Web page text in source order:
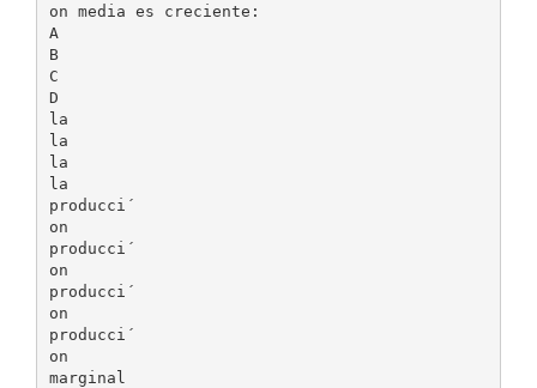
on media es creciente:
A
B
C
D
la
la
la
la
producci´
on
producci´
on
producci´
on
producci´
on
marginal